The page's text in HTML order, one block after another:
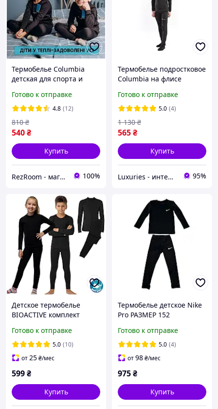
Термобелье Columbia
детская для спорта и
Готово к отправке
4.8 (12)
540₴
810 ₴
Купить
RezRoom - магазин імпортних речей 100%
Термобелье подростковое
Columbia на флисе
рост 110-164 с начесом
Готово к отправке
5.0 (4)
565₴
1 130 ₴
Купить
Luxuries - интернет-магазин одежды и нижнего белья Luxuries 95%
Детское термобелье
BIOACTIVE комплект
термобілизна дитяча
Готово к отправке
5.0 (10)
от25₴/мес
599₴
Купить
Термобелье детское Nike
Pro РАЗМЕР 152
Готово к отправке
5.0 (4)
от98₴/мес
975₴
Купить